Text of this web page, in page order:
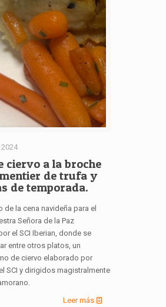
ciervo a la broche
de trufa y
de temporada.
de la cena navideña para el
Señora de la Paz
el SCI Iberian, donde se
entre otros platos, un
de ciervo elaborado por
SCI y dirigidos magistralmente
Leer más